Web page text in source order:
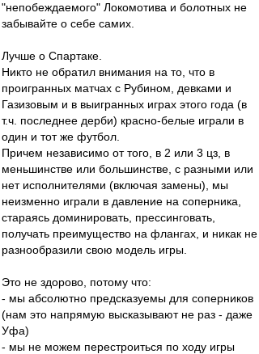
"непобеждаемого" Локомотива и болотных не
забывайте о себе самих.
Лучше о Спартаке.
Никто не обратил внимания на то, что в
проигранных матчах с Рубином, девками и
Газизовым и в выигранных играх этого года (в
т.ч. последнее дерби) красно-белые играли в
один и тот же футбол.
Причем независимо от того, в 2 или 3 цз, в
меньшинстве или большинстве, с разными или
нет исполнителями (включая замены), мы
неизменно играли в давление на соперника,
стараясь доминировать, прессинговать,
получать преимущество на флангах, и никак не
разнообразили свою модель игры.
Это не здорово, потому что:
- мы абсолютно предсказуемы для соперников
(нам это напрямую высказывают не раз - даже
Уфа)
- мы не можем перестроиться по ходу игры